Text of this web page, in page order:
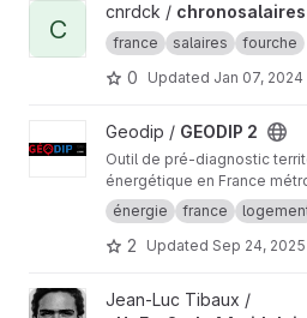
View chronosalaires project
C
cnrdck / chronosalaires
france salaires fourche
0 Updated Jan 07, 2024
View GEODIP 2 project
Geodip / GEODIP 2
Outil de pré-diagnostic
énergétique en France
énergie
france
2 Updated Sep 24, 2025
View eUgEntOptIc44.gitlab.io
Jean-Luc Tibaux /